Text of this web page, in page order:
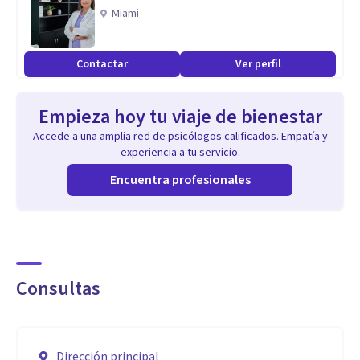
SI QUIERES AGENDAR, PORFAVOR CONTACTAME POR
WHATS APP, NO CUENTO CON LLAMADAS TELEFÓNICAS EN
MI NÚMERO.
Especializada en Adultos y Adolescentes.
Depresión, Ansiedad, Autoestima, relaciones.
Especialista en Terapia Cognitivo Conductual
Miami
Contactar Ver perfil
Empieza hoy tu viaje de bienestar
Accede a una amplia red de psicólogos calificados. Empatía y
experiencia a tu servicio.
Encuentra profesionales
Consultas